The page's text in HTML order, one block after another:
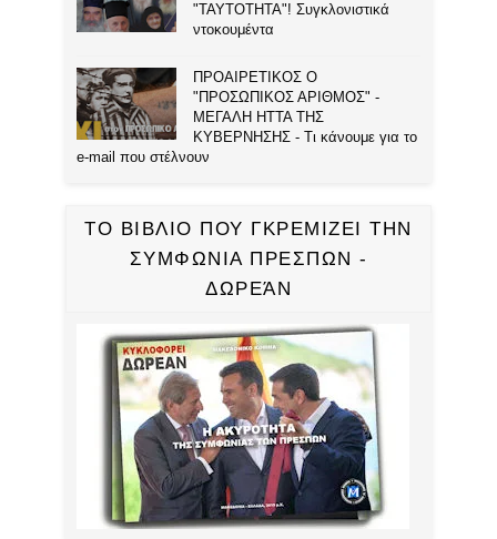
"ΤΑΥΤΟΤΗΤΑ"! Συγκλονιστικά
ντοκουμέντα
ΠΡΟΑΙΡΕΤΙΚΟΣ Ο
"ΠΡΟΣΩΠΙΚΟΣ ΑΡΙΘΜΟΣ" -
ΜΕΓΑΛΗ ΗΤΤΑ ΤΗΣ
ΚΥΒΕΡΝΗΣΗΣ - Τι κάνουμε για το
e-mail που στέλνουν
ΤΟ ΒΙΒΛΙΟ ΠΟΥ ΓΚΡΕΜΙΖΕΙ ΤΗΝ
ΣΥΜΦΩΝΙΑ ΠΡΕΣΠΩΝ -
ΔΩΡΕΆΝ